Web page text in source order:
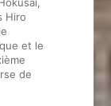
Hiro
et le
de